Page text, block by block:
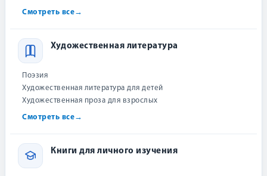
Смотреть все→
Художественная литература
Поэзия
Художественная литература для детей
Художественная проза для взрослых
Смотреть все→
Книги для личного изучения
+3
Оставьте отзыв и получите